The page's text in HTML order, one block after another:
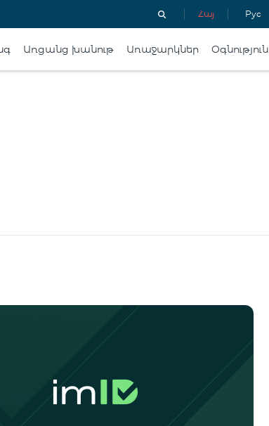
Հայ Рус
Առցանց խանութ Առաջարկներ Օգնություն